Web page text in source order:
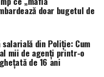
doar bugetul de
din Poliție: Cum
mii de agenți printr-o
de 16 ani